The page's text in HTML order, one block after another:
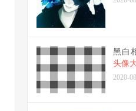
黑白
头像
2020-